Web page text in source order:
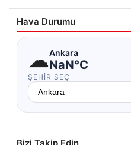
Hava Durumu
☁Ankara
NaN°C
ŞEHIR SEÇ